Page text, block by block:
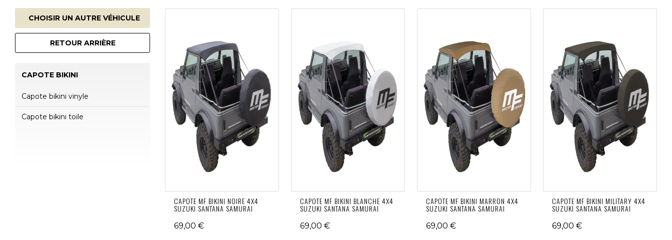
CHOISIR UN AUTRE VÉHICULE
RETOUR ARRIÈRE
CAPOTE BIKINI
Capote bikini vinyle
Capote bikini toile
CAPOTE MF BIKINI NOIRE 4X4
SUZUKI SANTANA SAMURAI
69,00 €
CAPOTE MF BIKINI BLANCHE 4X4
SUZUKI SANTANA SAMURAI
69,00 €
CAPOTE MF BIKINI MARRON 4X4
SUZUKI SANTANA SAMURAI
69,00 €
CAPOTE MF BIKINI MILITARY 4X4
SUZUKI SANTANA SAMURAI
69,00 €